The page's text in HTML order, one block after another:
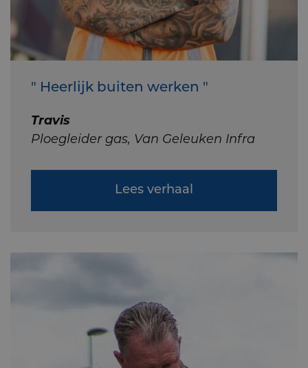
" Heerlijk buiten werken "
Travis
Ploegleider gas, Van Geleuken Infra
Lees verhaal